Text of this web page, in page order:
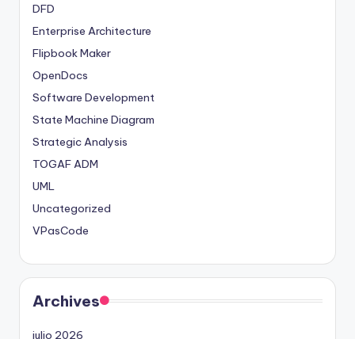
DFD
Enterprise Architecture
Flipbook Maker
OpenDocs
Software Development
State Machine Diagram
Strategic Analysis
TOGAF ADM
UML
Uncategorized
VPasCode
Archives
julio 2026